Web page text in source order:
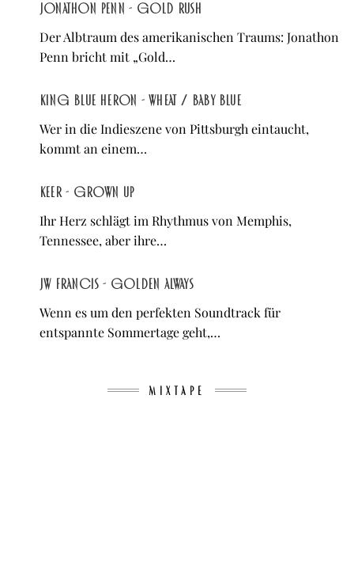
Jonathon Penn - Gold Rush
Der Albtraum des amerikanischen Traums: Jonathon
Penn bricht mit „Gold…
King Blue Heron - Wheat / Baby Blue
Wer in die Indieszene von Pittsburgh eintaucht,
kommt an einem…
KEER - Grown Up
Ihr Herz schlägt im Rhythmus von Memphis,
Tennessee, aber ihre…
JW Francis - Golden Always
Wenn es um den perfekten Soundtrack für
entspannte Sommertage geht,…
MIXTAPE